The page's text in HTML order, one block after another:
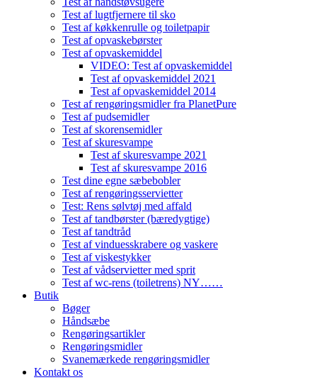
Test af lugtfjernere til sko
Test af køkkenrulle og toiletpapir
Test af opvaskebørster
Test af opvaskemiddel
VIDEO: Test af opvaskemiddel
Test af opvaskemiddel 2021
Test af opvaskemiddel 2014
Test af rengøringsmidler fra PlanetPure
Test af pudsemidler
Test af skorensemidler
Test af skuresvampe
Test af skuresvampe 2021
Test af skuresvampe 2016
Test dine egne sæbebobler
Test af rengøringsservietter
Test: Rens sølvtøj med affald
Test af tandbørster (bæredygtige)
Test af tandtråd
Test af vinduesskrabere og vaskere
Test af viskestykker
Test af vådservietter med sprit
Test af wc-rens (toiletrens) NY……
Butik
Bøger
Håndsæbe
Rengøringsartikler
Rengøringsmidler
Svanemærkede rengøringsmidler
Kontakt os